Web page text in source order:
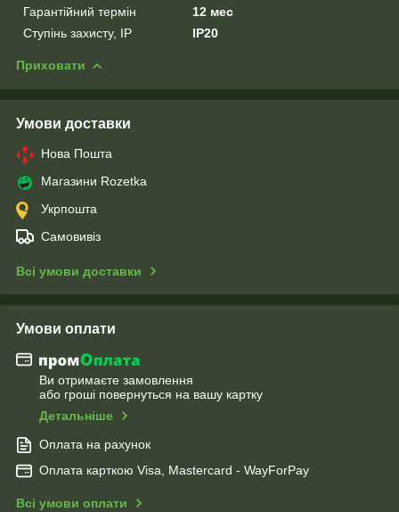
Гарантійний термін
12 мес
Ступінь захисту, IP
IP20
Приховати
Умови доставки
Нова Пошта
Магазини Rozetka
Укрпошта
Самовивіз
Всі умови доставки
Умови оплати
Ви отримаєте замовлення
або гроші повернуться на вашу картку
Детальніше
Оплата на рахунок
Оплата карткою Visa, Mastercard - WayForPay
Всі умови оплати